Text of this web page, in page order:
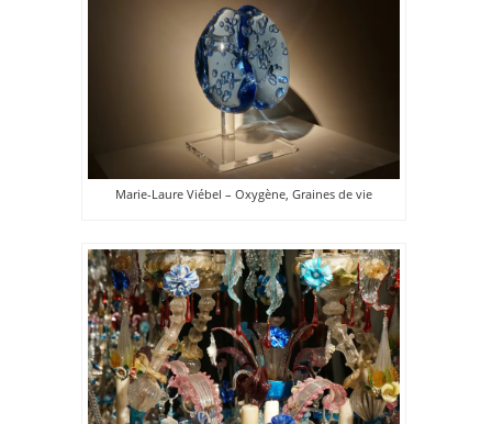
Marie-Laure Viébel – Oxygène, Graines de vie